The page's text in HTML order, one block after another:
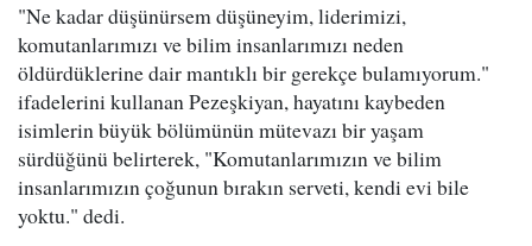
"Ne kadar düşünürsem düşüneyim, liderimizi,
komutanlarımızı ve bilim insanlarımızı neden
öldürdüklerine dair mantıklı bir gerekçe bulamıyorum."
ifadelerini kullanan Pezeşkiyan, hayatını kaybeden
isimlerin büyük bölümünün mütevazı bir yaşam
sürdüğünü belirterek, "Komutanlarımızın ve bilim
insanlarımızın çoğunun bırakın serveti, kendi evi bile
yoktu." dedi.